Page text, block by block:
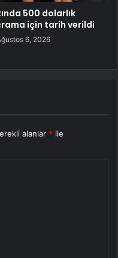
500 dolarlık
için tarih verildi
6, 2026
alanlar * ile